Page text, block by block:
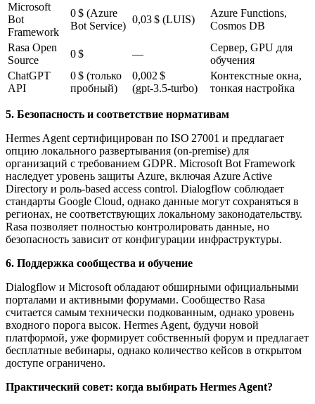
Microsoft
Bot
Framework
0 $ (Azure
Bot Service)
0,03 $ (LUIS)
Azure Functions,
Cosmos DB
Rasa Open
Source
0 $ —
Сервер, GPU для
обучения
ChatGPT
API
0 $ (только
пробный)
0,002 $
(gpt‑3.5‑turbo)
Контекстные окна,
тонкая настройка
5. Безопасность и соответствие нормативам
Hermes Agent сертифицирован по ISO 27001 и предлагает
опцию локального развертывания (on‑premise) для
организаций с требованием GDPR. Microsoft Bot Framework
наследует уровень защиты Azure, включая Azure Active
Directory и роль‑based access control. Dialogflow соблюдает
стандарты Google Cloud, однако данные могут сохраняться в
регионах, не соответствующих локальному законодательству.
Rasa позволяет полностью контролировать данные, но
безопасность зависит от конфигурации инфраструктуры.
6. Поддержка сообщества и обучение
Dialogflow и Microsoft обладают обширными официальными
порталами и активными форумами. Сообщество Rasa
считается самым технически подкованным, однако уровень
входного порога высок. Hermes Agent, будучи новой
платформой, уже формирует собственный форум и предлагает
бесплатные вебинары, однако количество кейсов в открытом
доступе ограничено.
Практический совет: когда выбирать Hermes Agent?